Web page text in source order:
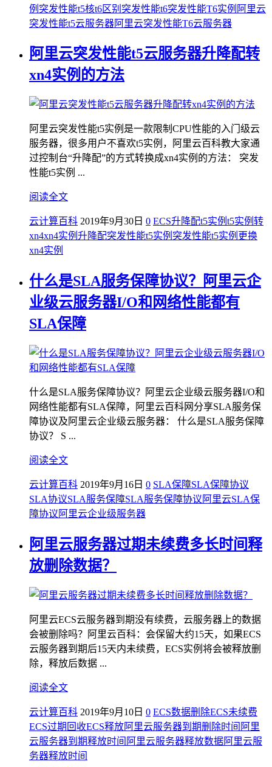
例 突发性能t5核t6区别 突发性能t6突发性能T6实例 阿里云
突发性能t5云服务器阿里云突发性能T6云服务器
阿里云突发性能t5云服务器升降配转
xn4实例的方法
阿里云突发性能t5实例是一款限制CPU性能的入门级云
服务器，很多用户不喜欢t5实例，阿里云百科教大家通
过控制台“升降配”的方式转换成xn4实例的方法： 突发
性能t5实例 ...
阅读全文
云计算百科 2019年9月30日 0 ECS升降配t5实例 t5实例转
xn4xn4实例 升降配突发性能t5实例 突发性能t5实例更换
xn4实例
什么是SLA服务保障协议？阿里云企
业级云服务器I/O和网络性能都有
SLA保障
什么是SLA服务保障协议？阿里云企业级云服务器I/O和
网络性能都有SLA保障，阿里云百科网分享SLA服务保
障协议及阿里云企业级云服务器： 什么是SLA服务保障
协议？ S ...
阅读全文
云计算百科 2019年9月16日 0 SLA保障SLA保障协议
SLA协议SLA服务保障SLA服务保障协议 阿里云SLA保
障协议 阿里云企业级服务器
阿里云服务器过期未续费多长时间释
放删除数据？
阿里云ECS云服务器到期没有续费，云服务器上的数据
会被删除吗？阿里云百科：会保留大约15天，如果ECS
云服务器到期后15天内未续费，ECS实例将会被释放删
除，释放后数据 ...
阅读全文
云计算百科 2019年9月10日 0 ECS数据删除ECS未续费
ECS过期回收ECS释放阿里云服务器到期删除时间 阿里
云服务器到期释放时间 阿里云服务器释放数据阿里云服
务器释放时间